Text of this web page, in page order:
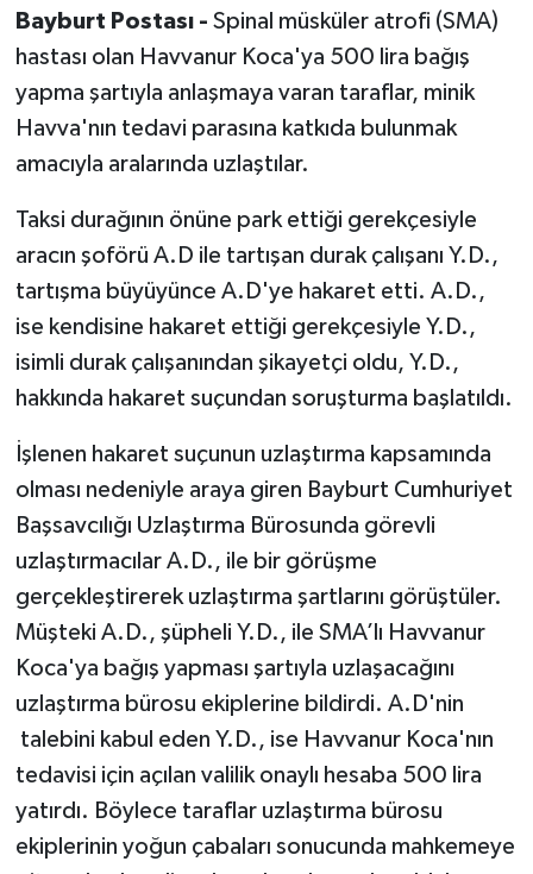
Bayburt Postası - Spinal müsküler atrofi (SMA)
hastası olan Havvanur Koca'ya 500 lira bağış
yapma şartıyla anlaşmaya varan taraflar, minik
Havva'nın tedavi parasına katkıda bulunmak
amacıyla aralarında uzlaştılar.
Taksi durağının önüne park ettiği gerekçesiyle
aracın şoförü A.D ile tartışan durak çalışanı Y.D.,
tartışma büyüyünce A.D'ye hakaret etti. A.D.,
ise kendisine hakaret ettiği gerekçesiyle Y.D.,
isimli durak çalışanından şikayetçi oldu, Y.D.,
hakkında hakaret suçundan soruşturma başlatıldı.
İşlenen hakaret suçunun uzlaştırma kapsamında
olması nedeniyle araya giren Bayburt Cumhuriyet
Başsavcılığı Uzlaştırma Bürosunda görevli
uzlaştırmacılar A.D., ile bir görüşme
gerçekleştirerek uzlaştırma şartlarını görüştüler.
Müşteki A.D., şüpheli Y.D., ile SMA’lı Havvanur
Koca'ya bağış yapması şartıyla uzlaşacağını
uzlaştırma bürosu ekiplerine bildirdi. A.D'nin
talebini kabul eden Y.D., ise Havvanur Koca'nın
tedavisi için açılan valilik onaylı hesaba 500 lira
yatırdı. Böylece taraflar uzlaştırma bürosu
ekiplerinin yoğun çabaları sonucunda mahkemeye